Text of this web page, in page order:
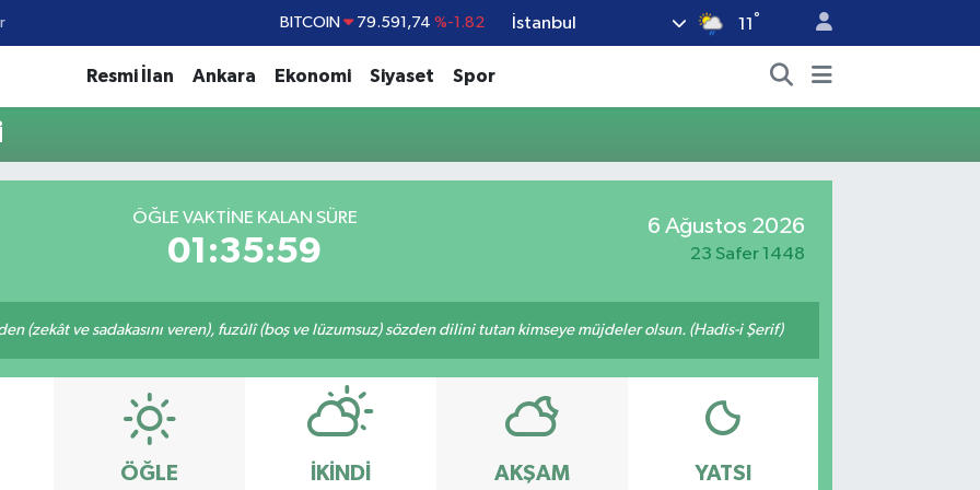
BITCOIN 79.591,74 %-1.82
G.ALTIN 6862,09000 %0.19
BİST100
İstanbul 11 °
Resmi İlan Ankara Ekonomi Siyaset Spor
ÖĞLE VAKTİNE KALAN SÜRE
01:35:59
6 Ağustos 2026
23 Safer 1448
(zekât ve sadakasını veren), fuzûlî (boş ve lüzumsuz) sözden dilini tutan kimseye müjdeler olsun. (Hadis-i Şerif)
ÖĞLE İKINDI AKŞAM YATSI